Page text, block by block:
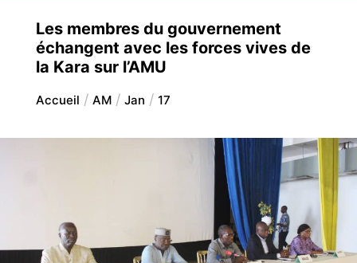
Les membres du gouvernement
échangent avec les forces vives de
la Kara sur l’AMU
Accueil AM Jan 17